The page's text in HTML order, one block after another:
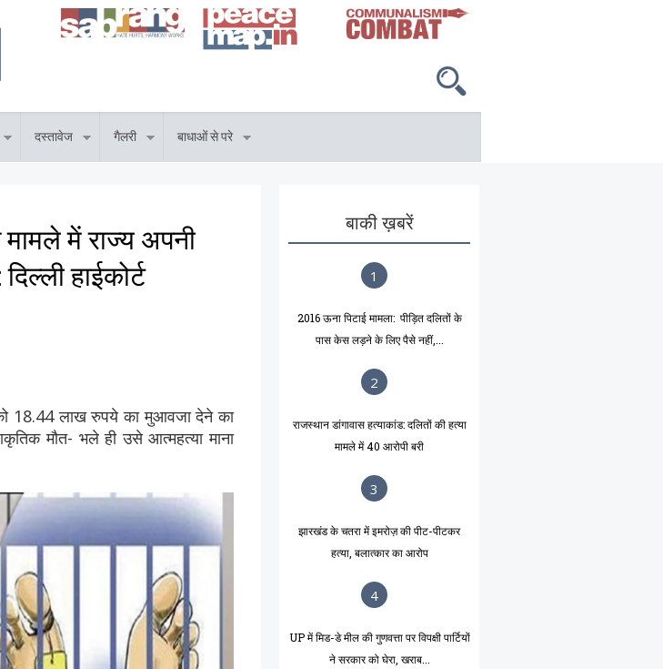
दस्तावेज गैलरी बाधाओं से परे
मामले में राज्य अपनी
हाईकोर्ट
18.44 लाख रुपये का मुआवजा देने का
मौत- भले ही उसे आत्महत्या माना
बाकी ख़बरें
1
2016 ऊना पिटाई मामला: पीड़ित दलितों के
पास केस लड़ने के लिए पैसे नहीं,...
2
राजस्थान डांगावास हत्याकांड: दलितों की हत्या
मामले में 40 आरोपी बरी
3
झारखंड के चतरा में इमरोज़ की पीट-पीटकर
हत्या, बलात्कार का आरोप
4
UP में मिड-डे मील की गुणवत्ता पर विपक्षी पार्टियों
ने सरकार को घेरा, खराब...